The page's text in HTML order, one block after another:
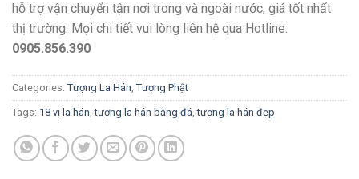
hỗ trợ vận chuyển tận nơi trong và ngoài nước, giá tốt nhất
thị trường. Mọi chi tiết vui lòng liên hệ qua Hotline:
0905.856.390
Categories: Tượng La Hán, Tượng Phật
Tags: 18 vị la hán,tượng la hán bằng đá,tượng la hán đẹp